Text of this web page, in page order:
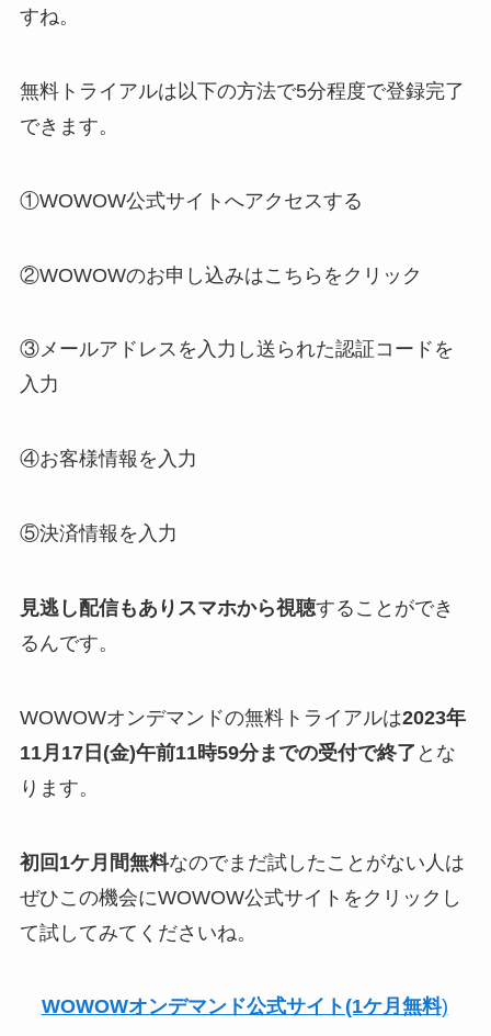
すね。
無料トライアルは以下の方法で5分程度で登録完了
できます。
①WOWOW公式サイトへアクセスする
②WOWOWのお申し込みはこちらをクリック
③メールアドレスを入力し送られた認証コードを
入力
④お客様情報を入力
⑤決済情報を入力
見逃し配信もありスマホから視聴することができ
るんです。
WOWOWオンデマンドの無料トライアルは2023年
11月17日(金)午前11時59分までの受付で終了 とな
ります。
初回1ケ月間無料なのでまだ試したことがない人は
ぜひこの機会にWOWOW公式サイトをクリックし
て試してみてくださいね。
WOWOWオンデマンド公式サイト(1ケ月無料)